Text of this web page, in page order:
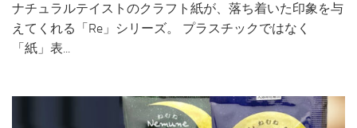
ナチュラルテイストのクラフト紙が、落ち着いた印象を与
えてくれる「Re」シリーズ。 プラスチックではなく
「紙」表...